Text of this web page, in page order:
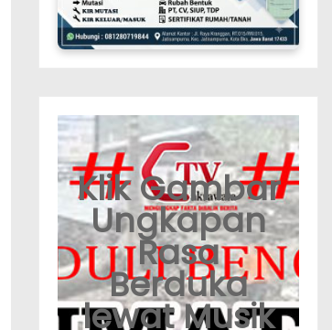
Klik Gambar
Ungkapan
Rasa
Berduka
lewat Musik